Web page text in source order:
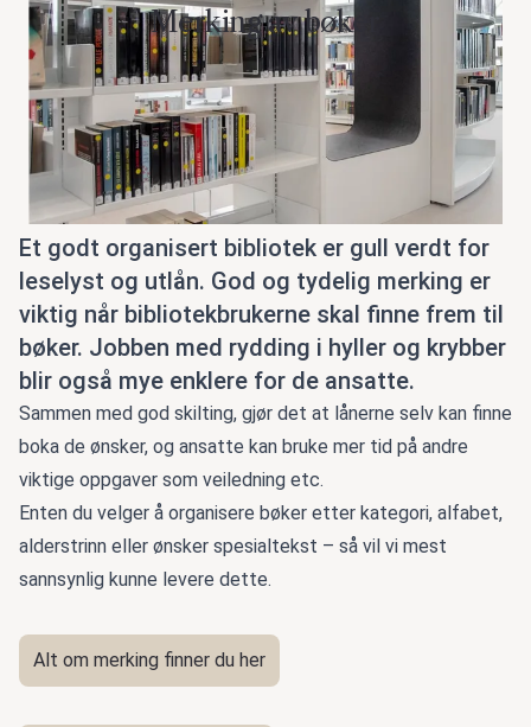
Merking av bøker
Et godt organisert bibliotek er gull verdt for
leselyst og utlån. God og tydelig merking er
viktig når bibliotekbrukerne skal finne frem til
bøker. Jobben med rydding i hyller og krybber
blir også mye enklere for de ansatte.
Sammen med god skilting, gjør det at lånerne selv kan finne
boka de ønsker, og ansatte kan bruke mer tid på andre
viktige oppgaver som veiledning etc.
Enten du velger å organisere bøker etter kategori, alfabet,
alderstrinn eller ønsker spesialtekst – så vil vi mest
sannsynlig kunne levere dette.
Alt om merking finner du her